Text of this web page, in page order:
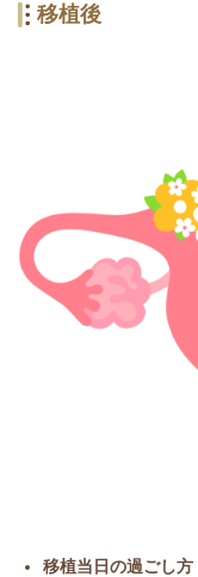
移植後
移植当日の過ごし方